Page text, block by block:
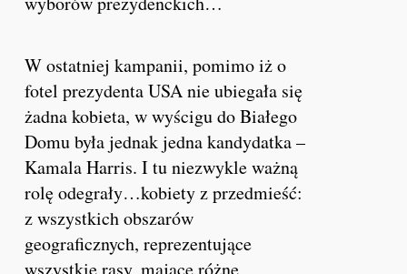
W ostatniej kampanii, pomimo iż o
fotel prezydenta USA nie ubiegała się
żadna kobieta, w wyścigu do Białego
Domu była jednak jedna kandydatka –
Kamala Harris. I tu niezwykle ważną
rolę odegrały…kobiety z przedmieść:
z wszystkich obszarów
geograficznych, reprezentujące
wszystkie rasy, mające różne